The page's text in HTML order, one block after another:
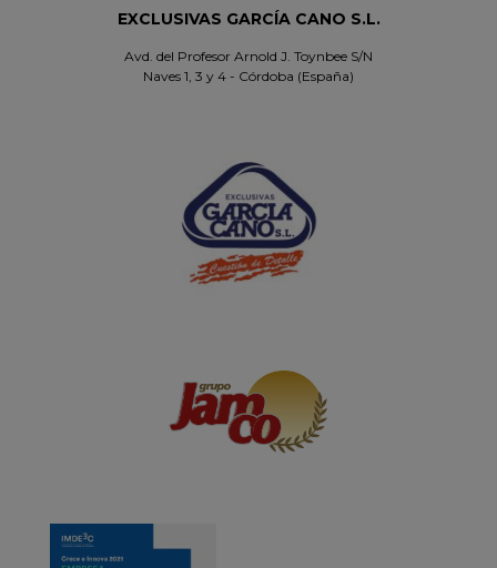
EXCLUSIVAS GARCÍA CANO S.L.
Avd. del Profesor Arnold J. Toynbee S/N
Naves 1, 3 y 4 - Córdoba (España)